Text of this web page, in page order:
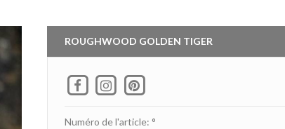
ROUGHWOOD GOLDEN TIGER
Numéro de l'article: °